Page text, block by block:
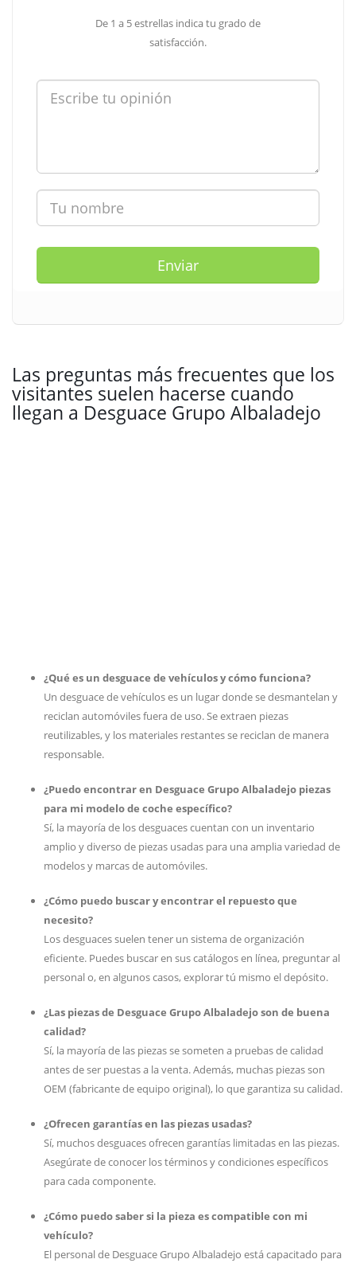
De 1 a 5 estrellas indica tu grado de
satisfacción.
Enviar
Las preguntas más frecuentes que los
visitantes suelen hacerse cuando
llegan a Desguace Grupo Albaladejo
¿Qué es un desguace de vehículos y cómo funciona?
Un desguace de vehículos es un lugar donde se desmantelan y
reciclan automóviles fuera de uso. Se extraen piezas
reutilizables, y los materiales restantes se reciclan de manera
responsable.
¿Puedo encontrar en Desguace Grupo Albaladejo piezas
para mi modelo de coche específico?
Sí, la mayoría de los desguaces cuentan con un inventario
amplio y diverso de piezas usadas para una amplia variedad de
modelos y marcas de automóviles.
¿Cómo puedo buscar y encontrar el repuesto que
necesito?
Los desguaces suelen tener un sistema de organización
eficiente. Puedes buscar en sus catálogos en línea, preguntar al
personal o, en algunos casos, explorar tú mismo el depósito.
¿Las piezas de Desguace Grupo Albaladejo son de buena
calidad?
Sí, la mayoría de las piezas se someten a pruebas de calidad
antes de ser puestas a la venta. Además, muchas piezas son
OEM (fabricante de equipo original), lo que garantiza su calidad.
¿Ofrecen garantías en las piezas usadas?
Sí, muchos desguaces ofrecen garantías limitadas en las piezas.
Asegúrate de conocer los términos y condiciones específicos
para cada componente.
¿Cómo puedo saber si la pieza es compatible con mi
vehículo?
El personal de Desguace Grupo Albaladejo está capacitado para